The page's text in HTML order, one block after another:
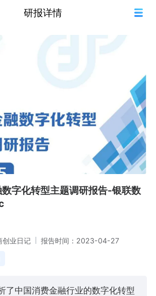
研报详情
字化转型主题调研报告-银联数
创业日记
报告时间：2023-04-27
了中国消费金融行业的数字化转型